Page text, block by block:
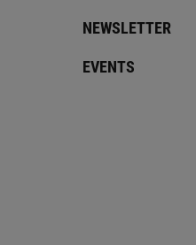
NEWSLETTER
EVENTS